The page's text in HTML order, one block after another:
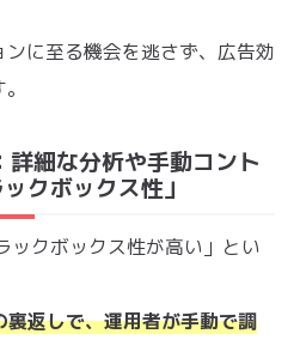
に至る機会を逃さず、広告効
細な分析や手動コント
クボックス性」
ックボックス性が高い」とい
返しで、運用者が手動で調